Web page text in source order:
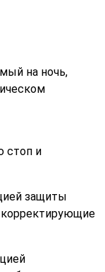
на ночь,
стоп и
защиты
корректирующие